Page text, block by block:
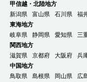
甲信越・北陸地方
新潟県
富山県 石川県 福
東海地方
岐阜県
静岡県 愛知県
三
関西地方
滋賀県
京都府 大阪府 兵
中国地方
鳥取県
島根県 岡山県 広